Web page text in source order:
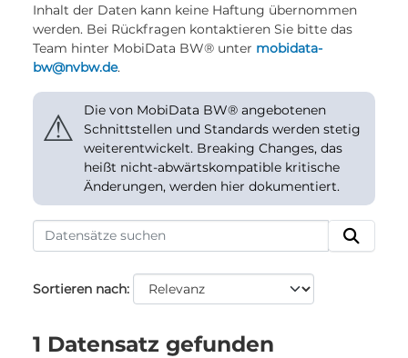
Inhalt der Daten kann keine Haftung übernommen
werden. Bei Rückfragen kontaktieren Sie bitte das
Team hinter MobiData BW® unter mobidata-
bw@nvbw.de.
⚠
Die von MobiData BW® angebotenen
Schnittstellen und Standards werden stetig
weiterentwickelt. Breaking Changes, das
heißt nicht-abwärtskompatible kritische
Änderungen, werden hier dokumentiert.
Sortieren nach
1 Datensatz gefunden